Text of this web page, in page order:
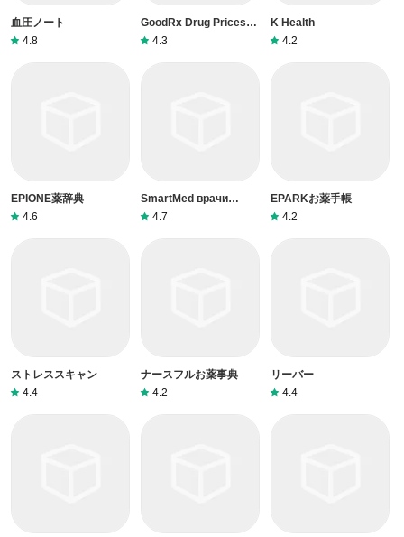
血圧ノート
4.8
GoodRx Drug Prices
and Coupons
4.3
K Health
4.2
EPIONE薬辞典
4.6
SmartMed врачи
онлайн
4.7
EPARKお薬手帳
4.2
ストレススキャン
4.4
ナースフルお薬事典
4.2
リーバー
4.4